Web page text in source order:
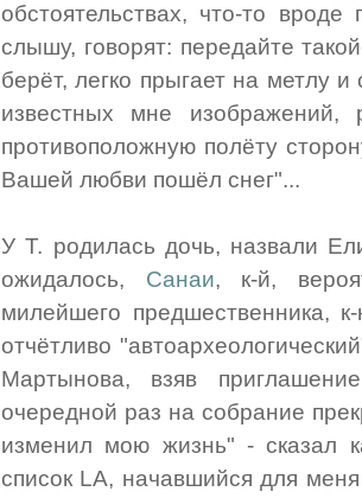
обстоятельствах, что-то
слышу, говорят: передайте
берёт, легко прыгает на метлу
известных мне
противоположную полёту
Вашей любви пошёл снег"...
У Т. родилась дочь, назвали
ожидалось, Санаи, к-й,
милейшего предшественника,
отчётливо
Мартынова, взяв
очередной раз на собрание
изменил мою жизнь" - сказал
список LA, начавшийся для